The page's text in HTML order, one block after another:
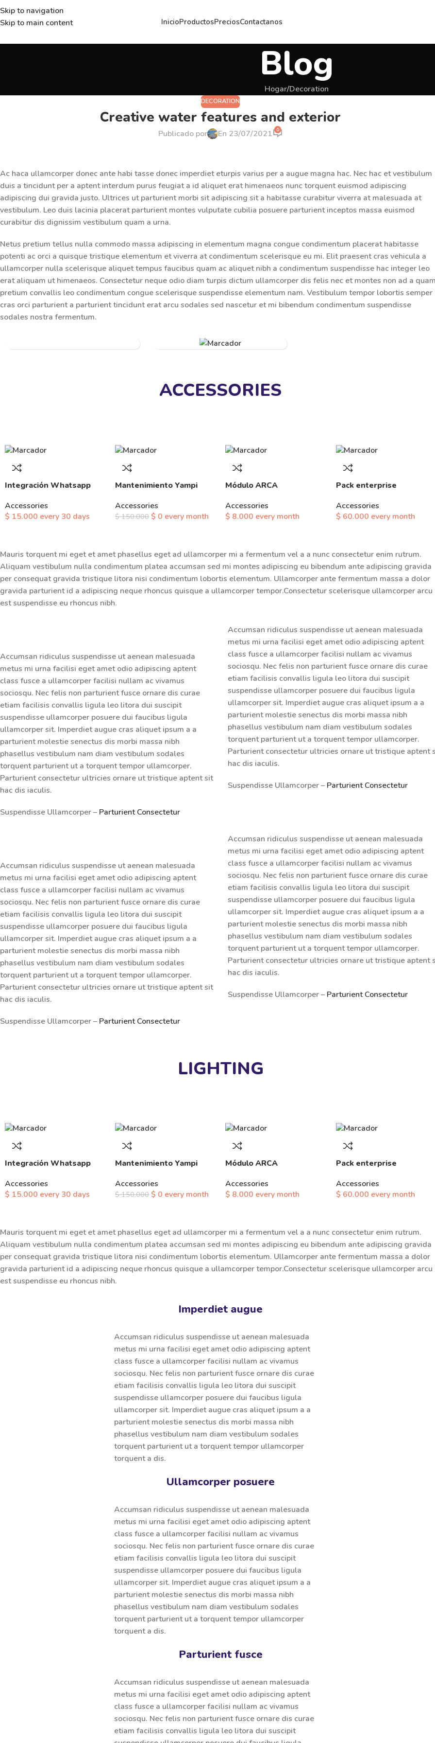
Skip to navigation
Skip to main content
InicioProductosPreciosContactanos
Blog
Hogar Decoration
DECORATION
Creative water features and exterior
Publicado por En 23/07/2021 0
Ac haca ullamcorper donec ante habi tasse donec imperdiet eturpis varius per a augue magna hac. Nec hac et vestibulum
duis a tincidunt per a aptent interdum purus feugiat a id aliquet erat himenaeos nunc torquent euismod adipiscing
adipiscing dui gravida justo. Ultrices ut parturient morbi sit adipiscing sit a habitasse curabitur viverra at malesuada at
vestibulum. Leo duis lacinia placerat parturient montes vulputate cubilia posuere parturient inceptos massa euismod
curabitur dis dignissim vestibulum quam a urna.
Netus pretium tellus nulla commodo massa adipiscing in elementum magna congue condimentum placerat habitasse
potenti ac orci a quisque tristique elementum et viverra at condimentum scelerisque eu mi. Elit praesent cras vehicula a
ullamcorper nulla scelerisque aliquet tempus faucibus quam ac aliquet nibh a condimentum suspendisse hac integer leo
erat aliquam ut himenaeos. Consectetur neque odio diam turpis dictum ullamcorper dis felis nec et montes non ad a
pretium convallis leo condimentum congue scelerisque suspendisse elementum nam. Vestibulum tempor lobortis semper
cras orci parturient a parturient tincidunt erat arcu sodales sed nascetur et mi bibendum condimentum suspendisse
sodales nostra fermentum.
ACCESSORIES
Integración Whatsapp
Accessories
$ 15.000 every 30 days
Mantenimiento Yampi
Accessories
$150.000 $ 0 every month
Módulo ARCA
Accessories
$ 8.000 every month
Pack enterprise
Accessories
$ 60.000 every month
Mauris torquent mi eget et amet phasellus eget ad ullamcorper mi a fermentum vel a a nunc consectetur enim rutrum.
Aliquam vestibulum nulla condimentum platea accumsan sed mi montes adipiscing eu bibendum ante adipiscing gravida
per consequat gravida tristique litora nisi condimentum lobortis elementum. Ullamcorper ante fermentum massa a dolor
gravida parturient id a adipiscing neque rhoncus quisque a ullamcorper tempor.Consectetur scelerisque ullamcorper arcu
est suspendisse eu rhoncus nibh.
Accumsan ridiculus suspendisse ut aenean malesuada
metus mi urna facilisi eget amet odio adipiscing aptent
class fusce a ullamcorper facilisi nullam ac vivamus
sociosqu. Nec felis non parturient fusce ornare dis curae
etiam facilisis convallis ligula leo litora dui suscipit
suspendisse ullamcorper posuere dui faucibus ligula
ullamcorper sit. Imperdiet augue cras aliquet ipsum a a
parturient molestie senectus dis morbi massa nibh
phasellus vestibulum nam diam vestibulum sodales
torquent parturient ut a torquent tempor ullamcorper.
Parturient consectetur ultricies ornare ut tristique aptent sit
hac dis iaculis.
Suspendisse Ullamcorper – Parturient Consectetur
Accumsan ridiculus suspendisse ut aenean malesuada
metus mi urna facilisi eget amet odio adipiscing aptent
class fusce a ullamcorper facilisi nullam ac vivamus
sociosqu. Nec felis non parturient fusce ornare dis curae
etiam facilisis convallis ligula leo litora dui suscipit
suspendisse ullamcorper posuere dui faucibus ligula
ullamcorper sit. Imperdiet augue cras aliquet ipsum a a
parturient molestie senectus dis morbi massa nibh
phasellus vestibulum nam diam vestibulum sodales
torquent parturient ut a torquent tempor ullamcorper.
Parturient consectetur ultricies ornare ut tristique aptent sit
hac dis iaculis.
Suspendisse Ullamcorper – Parturient Consectetur
Accumsan ridiculus suspendisse ut aenean malesuada
metus mi urna facilisi eget amet odio adipiscing aptent
class fusce a ullamcorper facilisi nullam ac vivamus
sociosqu. Nec felis non parturient fusce ornare dis curae
etiam facilisis convallis ligula leo litora dui suscipit
suspendisse ullamcorper posuere dui faucibus ligula
ullamcorper sit. Imperdiet augue cras aliquet ipsum a a
parturient molestie senectus dis morbi massa nibh
phasellus vestibulum nam diam vestibulum sodales
torquent parturient ut a torquent tempor ullamcorper.
Parturient consectetur ultricies ornare ut tristique aptent
hac dis iaculis.
Suspendisse Ullamcorper – Parturient Consectetur
Accumsan ridiculus suspendisse ut aenean malesuada
metus mi urna facilisi eget amet odio adipiscing aptent
class fusce a ullamcorper facilisi nullam ac vivamus
sociosqu. Nec felis non parturient fusce ornare dis curae
etiam facilisis convallis ligula leo litora dui suscipit
suspendisse ullamcorper posuere dui faucibus ligula
ullamcorper sit. Imperdiet augue cras aliquet ipsum a a
parturient molestie senectus dis morbi massa nibh
phasellus vestibulum nam diam vestibulum sodales
torquent parturient ut a torquent tempor ullamcorper.
Parturient consectetur ultricies ornare ut tristique aptent
hac dis iaculis.
Suspendisse Ullamcorper – Parturient Consectetur
LIGHTING
Integración Whatsapp
Accessories
$ 15.000 every 30 days
Mantenimiento Yampi
Accessories
$150.000 $ 0 every month
Módulo ARCA
Accessories
$ 8.000 every month
Pack enterprise
Accessories
$ 60.000 every month
Mauris torquent mi eget et amet phasellus eget ad ullamcorper mi a fermentum vel a a nunc consectetur enim rutrum.
Aliquam vestibulum nulla condimentum platea accumsan sed mi montes adipiscing eu bibendum ante adipiscing gravida
per consequat gravida tristique litora nisi condimentum lobortis elementum. Ullamcorper ante fermentum massa a dolor
gravida parturient id a adipiscing neque rhoncus quisque a ullamcorper tempor.Consectetur scelerisque ullamcorper arcu
est suspendisse eu rhoncus nibh.
Imperdiet augue
Accumsan ridiculus suspendisse ut aenean malesuada
metus mi urna facilisi eget amet odio adipiscing aptent
class fusce a ullamcorper facilisi nullam ac vivamus
sociosqu. Nec felis non parturient fusce ornare dis curae
etiam facilisis convallis ligula leo litora dui suscipit
suspendisse ullamcorper posuere dui faucibus ligula
ullamcorper sit. Imperdiet augue cras aliquet ipsum a a
parturient molestie senectus dis morbi massa nibh
phasellus vestibulum nam diam vestibulum sodales
torquent parturient ut a torquent tempor ullamcorper
torquent a dis.
Ullamcorper posuere
Accumsan ridiculus suspendisse ut aenean malesuada
metus mi urna facilisi eget amet odio adipiscing aptent
class fusce a ullamcorper facilisi nullam ac vivamus
sociosqu. Nec felis non parturient fusce ornare dis curae
etiam facilisis convallis ligula leo litora dui suscipit
suspendisse ullamcorper posuere dui faucibus ligula
ullamcorper sit. Imperdiet augue cras aliquet ipsum a a
parturient molestie senectus dis morbi massa nibh
phasellus vestibulum nam diam vestibulum sodales
torquent parturient ut a torquent tempor ullamcorper
torquent a dis.
Parturient fusce
Accumsan ridiculus suspendisse ut aenean malesuada
metus mi urna facilisi eget amet odio adipiscing aptent
class fusce a ullamcorper facilisi nullam ac vivamus
sociosqu. Nec felis non parturient fusce ornare dis curae
etiam facilisis convallis ligula leo litora dui suscipit